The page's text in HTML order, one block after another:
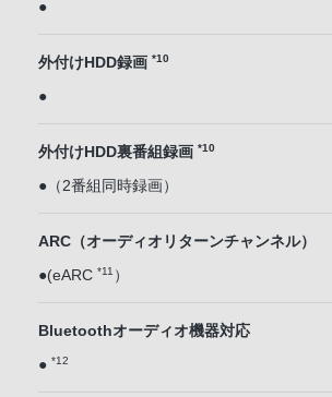
●
外付けHDD録画 *10
●
外付けHDD裏番組録画 *10
●（2番組同時録画）
ARC（オーディオリターンチャンネル）
●(eARC *11 ）
Bluetoothオーディオ機器対応
● *12